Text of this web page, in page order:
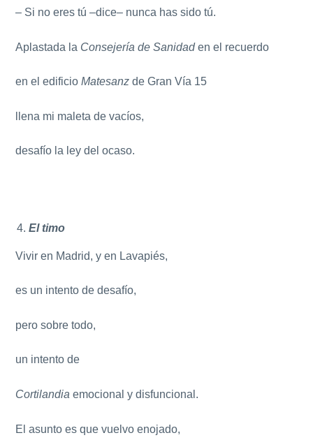
– Si no eres tú –dice– nunca has sido tú.
Aplastada la Consejería de Sanidaden el recuerdo
en el edificioMatesanz de Gran Vía 15
llena mi maleta de vacíos,
desafío la ley del ocaso.
El timo
Vivir en Madrid, y en Lavapiés,
es un intento de desafío,
pero sobre todo,
un intento de
Cortilandia emocional y disfuncional.
El asunto es que vuelvo enojado,